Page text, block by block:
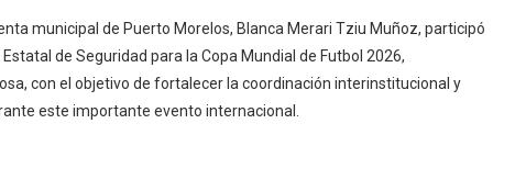
municipal de Puerto Morelos, Blanca Merari Tziu Muñoz, participó
de Seguridad para la Copa Mundial de Futbol 2026,
con el objetivo de fortalecer la coordinación interinstitucional y
este importante evento internacional.